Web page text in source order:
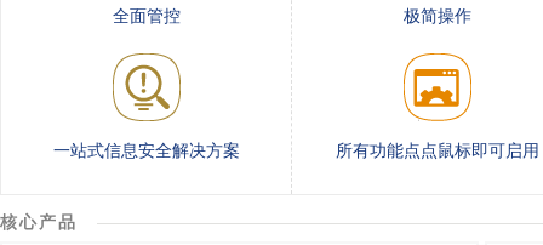
聚生网管独家集成“超级封堵规则”，实时定制任意网络软件的封堵
企业局域网管理员工上网行为，为什么一定选择要选择“聚生网管”
大势至共享文件管理系统全面监控服务器共享文件的打开、复制
聚生网管国内独家完全禁用迅雷下载、限制QQ游戏、禁止PPS电
全面管控
一站式信息安全解决方案
极简操作
所有功能点点鼠标即可启用
核心产品